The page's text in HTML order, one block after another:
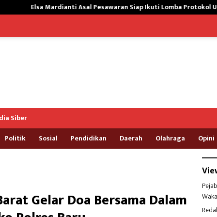
Asal Pesawaran Siap Ikuti Lomba Protokol Upacara Kemerdekaan
Siber
Politik Sosial Pendidikan Daerah Olahraga Opini
Gelar Doa Bersama Dalam